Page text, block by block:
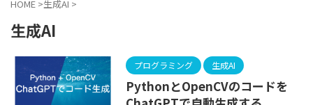
HOME >生成AI >
生成AI
プログラミング 生成AI
PythonとOpenCVのコードを